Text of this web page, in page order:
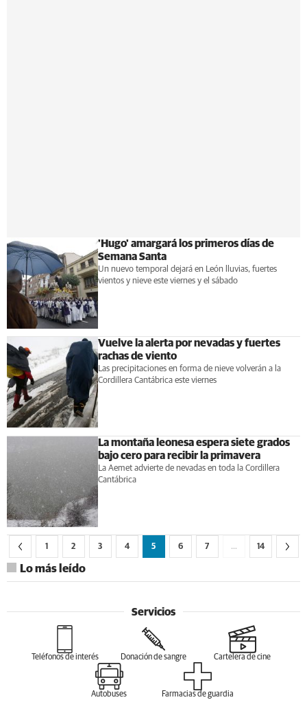
'Hugo' amargará los primeros días de
Semana Santa
Un nuevo temporal dejará en León lluvias, fuertes
vientos y nieve este viernes y el sábado
Vuelve la alerta por nevadas y fuertes
rachas de viento
Las precipitaciones en forma de nieve volverán a la
Cordillera Cantábrica este viernes
La montaña leonesa espera siete grados
bajo cero para recibir la primavera
La Aemet advierte de nevadas en toda la Cordillera
Cantábrica
1 2 3 4 5 6 7 … 14
Lo más leído
Servicios
Teléfonos de interés Donación de sangre Cartelera de cine
Autobuses Farmacias de guardia